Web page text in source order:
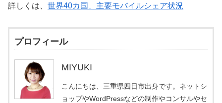
詳しくは、 世界40カ国、主要モバイルシェア状況
プロフィール
MIYUKI
こんにちは、三重県四日市出身です。ネットシ
ョップやWordPressなどの制作やコンサルやセ